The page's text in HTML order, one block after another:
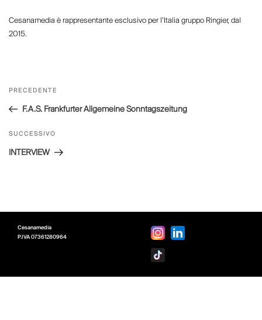
Cesanamedia è rappresentante esclusivo per l’Italia gruppo Ringier, dal
2015.
Navigazione
articoli
Articolo
precedente:
PRECEDENTE
F.A.S. Frankfurter Allgemeine Sonntagszeitung
Articolo
successivo
SUCCESSIVO
INTERVIEW
Cesanamedia
P.IVA07361280964